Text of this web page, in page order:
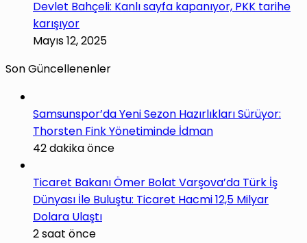
Devlet Bahçeli: Kanlı sayfa kapanıyor, PKK tarihe
karışıyor
Mayıs 12, 2025
Son Güncellenenler
Samsunspor’da Yeni Sezon Hazırlıkları Sürüyor:
Thorsten Fink Yönetiminde İdman
42 dakika önce
Ticaret Bakanı Ömer Bolat Varşova’da Türk İş
Dünyası İle Buluştu: Ticaret Hacmi 12,5 Milyar
Dolara Ulaştı
2 saat önce